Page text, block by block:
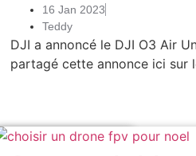
paire de
dernier aux
16 Jan 2023
Teddy
DJI a annoncé le DJI O3 Air
partagé cette annonce ici sur
Tests